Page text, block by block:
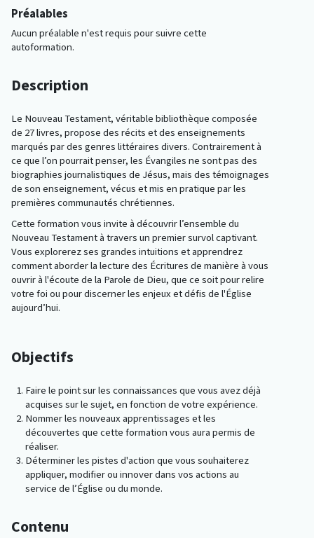
Préalables
Aucun préalable n'est requis pour suivre cette
autoformation.
Description
Le Nouveau Testament, véritable bibliothèque composée
de 27 livres, propose des récits et des enseignements
marqués par des genres littéraires divers. Contrairement à
ce que l’on pourrait penser, les Évangiles ne sont pas des
biographies journalistiques de Jésus, mais des témoignages
de son enseignement, vécus et mis en pratique par les
premières communautés chrétiennes.
Cette formation vous invite à découvrir l’ensemble du
Nouveau Testament à travers un premier survol captivant.
Vous explorerez ses grandes intuitions et apprendrez
comment aborder la lecture des Écritures de manière à vous
ouvrir à l'écoute de la Parole de Dieu, que ce soit pour relire
votre foi ou pour discerner les enjeux et défis de l'Église
aujourd’hui.
Objectifs
Faire le point sur les connaissances que vous avez déjà
acquises sur le sujet, en fonction de votre expérience.
Nommer les nouveaux apprentissages et les
découvertes que cette formation vous aura permis de
réaliser.
Déterminer les pistes d'action que vous souhaiterez
appliquer, modifier ou innover dans vos actions au
service de l’Église ou du monde.
Contenu